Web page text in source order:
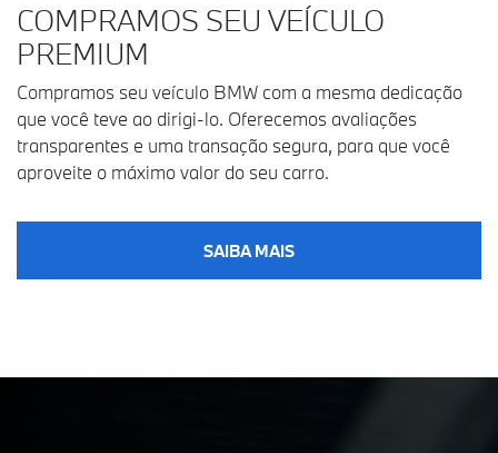
COMPRAMOS SEU VEÍCULO
PREMIUM
Compramos seu veículo BMW com a mesma dedicação
que você teve ao dirigi-lo. Oferecemos avaliações
transparentes e uma transação segura, para que você
aproveite o máximo valor do seu carro.
SAIBA MAIS